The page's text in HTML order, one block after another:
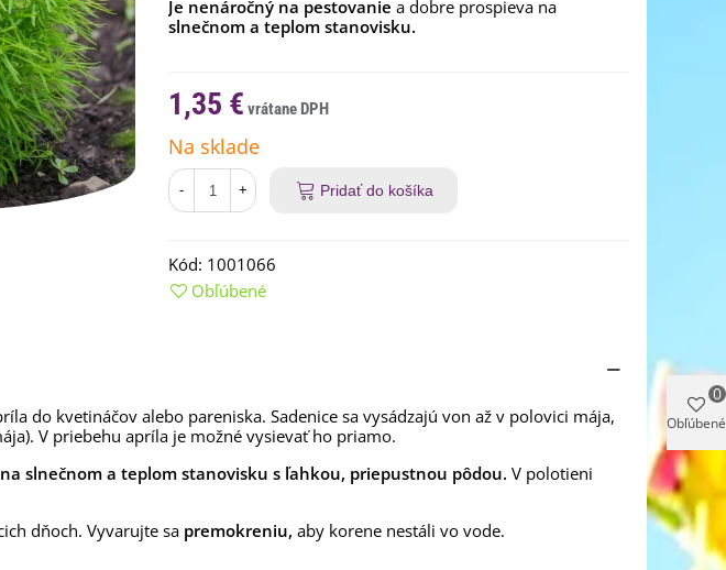
Je nenáročný na pestovanie a dobre prospieva na
slnečnom a teplom stanovisku.
1,35 €
Na sklade
- + Pridať do košíka
Kód: 1001066
Obľúbené
do kvetináčov alebo pareniska. Sadenice sa vysádzajú von až v polovici mája,
V priebehu apríla je možné vysievať ho priamo.
na slnečnom a teplom stanovisku s ľahkou, priepustnou pôdou. V polotieni
dňoch. Vyvarujte sa premokreniu, aby korene nestáli vo vode.
Obľúbené
0